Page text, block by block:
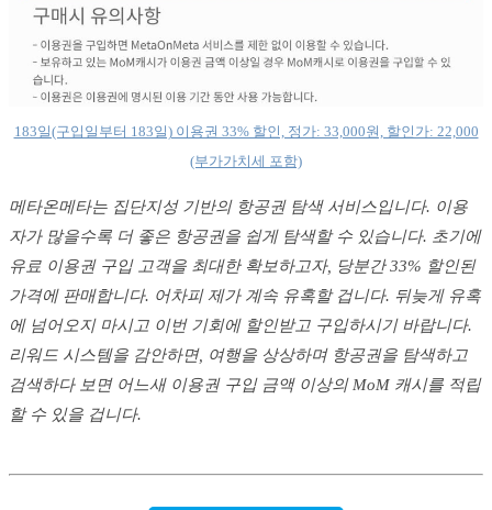
183일(구입일부터 183일) 이용권 33% 할인, 정가: 33,000원, 할인가: 22,000
(부가가치세 포함)
메타온메타는 집단지성 기반의 항공권 탐색 서비스입니다. 이용
자가 많을수록 더 좋은 항공권을 쉽게 탐색할 수 있습니다. 초기에
유료 이용권 구입 고객을 최대한 확보하고자, 당분간 33% 할인된
가격에 판매합니다. 어차피 제가 계속 유혹할 겁니다. 뒤늦게 유혹
에 넘어오지 마시고 이번 기회에 할인받고 구입하시기 바랍니다.
리워드 시스템을 감안하면, 여행을 상상하며 항공권을 탐색하고
검색하다 보면 어느새 이용권 구입 금액 이상의 MoM 캐시를 적립
할 수 있을 겁니다.